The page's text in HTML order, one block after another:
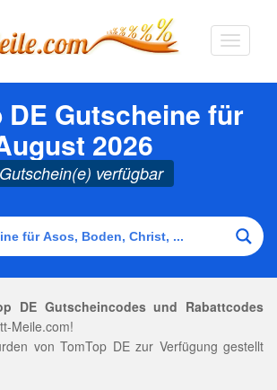
DE Gutscheine für
2026
verfügbar
DE Gutscheincodes und Rabattcodes
Meile.com!
von TomTop DE zur Verfügung gestellt